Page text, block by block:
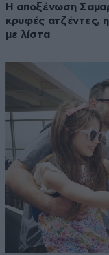
Η αποξένωση
κρυφές ατζέντες,
με λίστα